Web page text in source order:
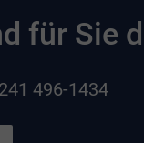
für Sie
496-1434